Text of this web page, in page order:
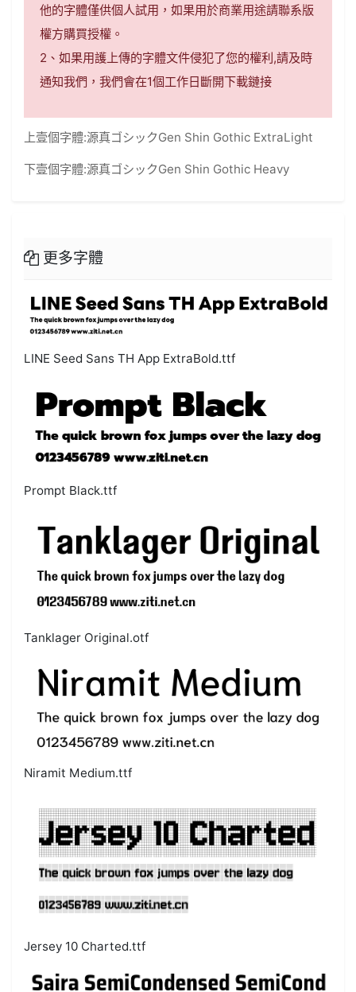
他的字體僅供個人試用，如果用於商業用途請聯系版
權方購買授權。
2、如果用護上傳的字體文件侵犯了您的權利,請及時
通知我們，我們會在1個工作日斷開下載鏈接
上壹個字體:源真ゴシックGen Shin Gothic ExtraLight
下壹個字體:源真ゴシックGen Shin Gothic Heavy
更多字體
LINE Seed Sans TH App ExtraBold.ttf
Prompt Black.ttf
Tanklager Original.otf
Niramit Medium.ttf
Jersey 10 Charted.ttf